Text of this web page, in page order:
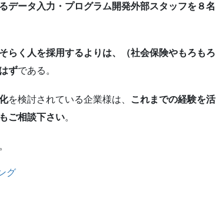
データ入力・プログラム開発外部スタッフを８名
らく人を採用するよりは、（社会保険やもろもろ
ずである。
を検討されている企業様は、
これまでの経験を活
ご相談下さい。
グ